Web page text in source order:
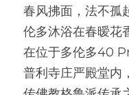
春风拂面，法不孤
伦多沐浴在春暧花
在位于多伦多40
普利寺庄严殿堂